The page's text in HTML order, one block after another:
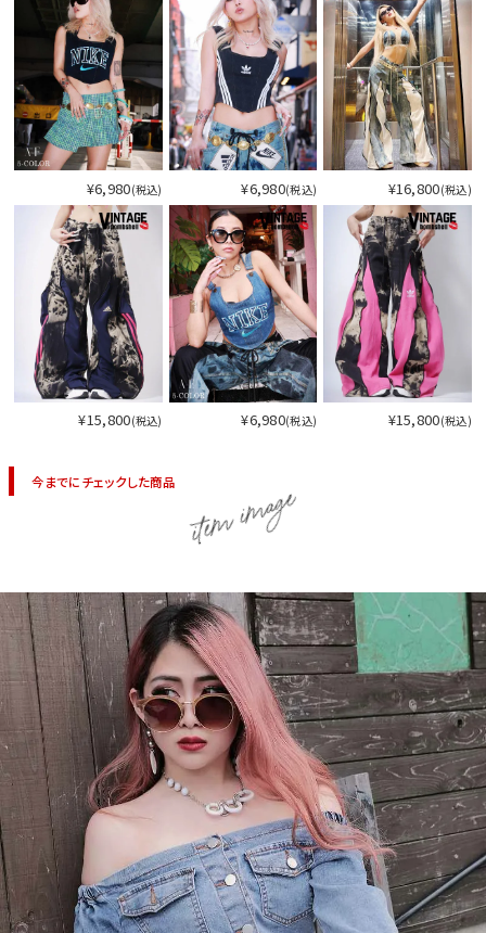
¥6,980(税込) ¥6,980(税込) ¥16,800(税込)
¥15,800(税込) ¥6,980(税込) ¥15,800(税込)
今までにチェックした商品 item image